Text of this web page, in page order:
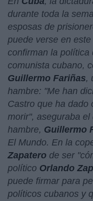
durante toda la
esposas de
puede verse en
confirman la política
comunista cubano,
Guillermo Fariñas,
hambre: "Me han
Castro que ha dado
morir", aseguraba el
hambre, Guillermo
El Mundo. En la
Zapatero de ser
político Orlando
puede firmar para
políticos cubanos y